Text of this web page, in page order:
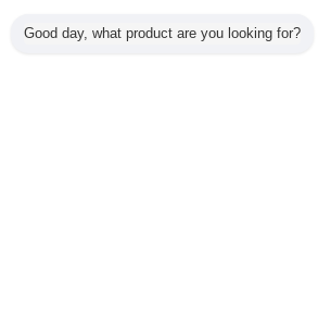
Good day, what product are you looking for?